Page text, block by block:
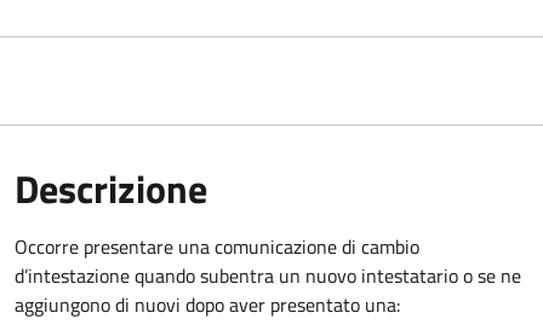
Descrizione
Occorre presentare una comunicazione di cambio
d’intestazione quando subentra un nuovo intestatario o se ne
aggiungono di nuovi dopo aver presentato una: